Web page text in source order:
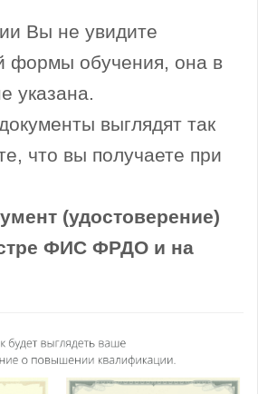
Вы не увидите
формы обучения, она в
указана.
выглядят так
что вы получаете при
(удостоверение)
ФИС ФРДО и на